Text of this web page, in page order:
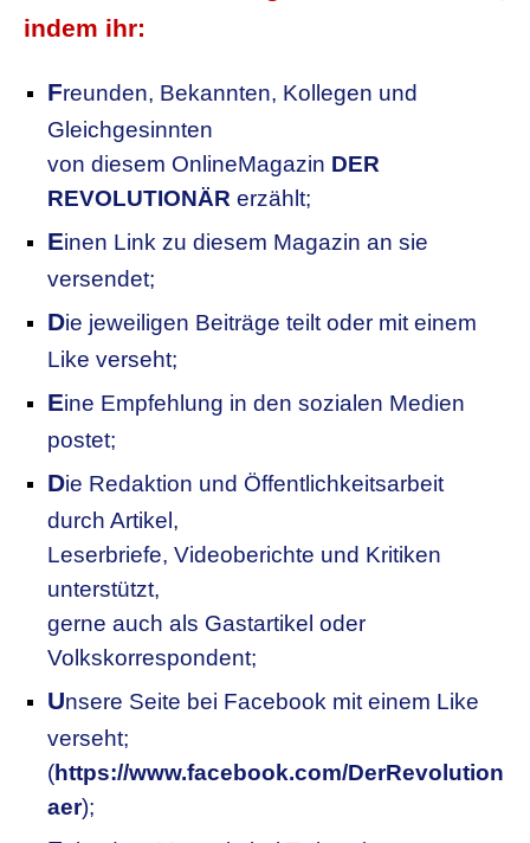
indem ihr:
Freunden, Bekannten, Kollegen und
Gleichgesinnten
von diesem OnlineMagazin DER
REVOLUTIONÄR erzählt;
Einen Link zu diesem Magazin an sie
versendet;
Die jeweiligen Beiträge teilt oder mit einem
Like verseht;
Eine Empfehlung in den sozialen Medien
postet;
Die Redaktion und Öffentlichkeitsarbeit
durch Artikel,
Leserbriefe, Videoberichte und Kritiken
unterstützt,
gerne auch als Gastartikel oder
Volkskorrespondent;
Unsere Seite bei Facebook mit einem Like
verseht;
(https://www.facebook.com/DerRevolution
aer);